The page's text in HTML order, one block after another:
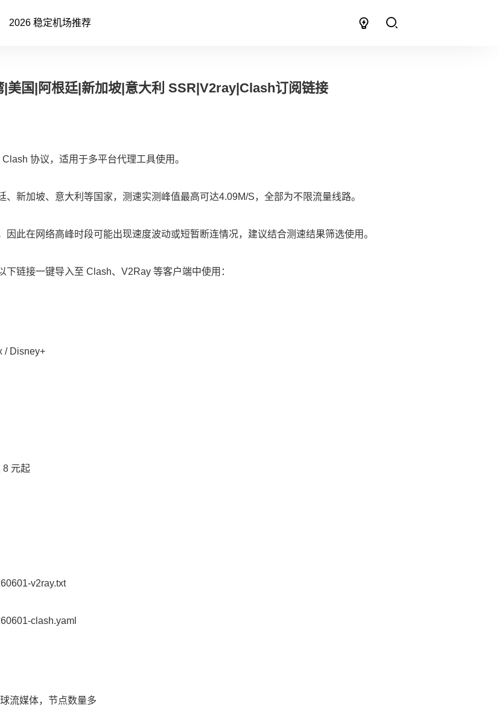
2026 稳定机场推荐
美国|阿根廷|新加坡|意大利 SSR|V2ray|Clash订阅链接
协议，适用于多平台代理工具使用。
新加坡、意大利等国家，测速实测峰值最高可达4.09M/S，全部为不限流量线路。
此在网络高峰时段可能出现速度波动或短暂断连情况，建议结合测速结果筛选使用。
链接一键导入至 Clash、V2Ray 等客户端中使用：
/ Disney+
8 元起
v2ray.txt
clash.yaml
流媒体，节点数量多